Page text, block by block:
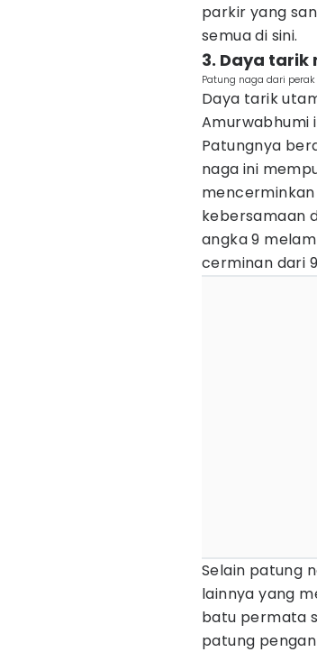
parkir yang
semua di sini.
3. Daya
Patung naga dari
Daya tarik
Amurwabhumi
Patungnya
naga ini
kebersamaan
angka 9
cerminan dari
Selain patung
lainnya yang
batu permata
patung